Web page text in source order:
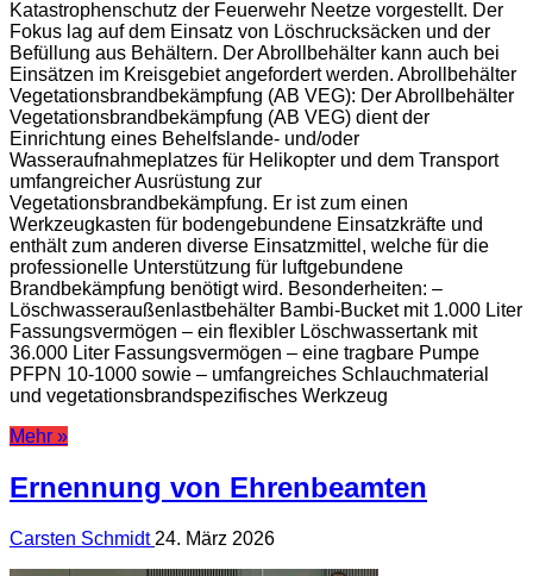
Katastrophenschutz der Feuerwehr Neetze vorgestellt. Der
Fokus lag auf dem Einsatz von Löschrucksäcken und der
Befüllung aus Behältern. Der Abrollbehälter kann auch bei
Einsätzen im Kreisgebiet angefordert werden. Abrollbehälter
Vegetationsbrandbekämpfung (AB VEG): Der Abrollbehälter
Vegetationsbrandbekämpfung (AB VEG) dient der
Einrichtung eines Behelfslande- und/oder
Wasseraufnahmeplatzes für Helikopter und dem Transport
umfangreicher Ausrüstung zur
Vegetationsbrandbekämpfung. Er ist zum einen
Werkzeugkasten für bodengebundene Einsatzkräfte und
enthält zum anderen diverse Einsatzmittel, welche für die
professionelle Unterstützung für luftgebundene
Brandbekämpfung benötigt wird. Besonderheiten: –
Löschwasseraußenlastbehälter Bambi-Bucket mit 1.000 Liter
Fassungsvermögen – ein flexibler Löschwassertank mit
36.000 Liter Fassungsvermögen – eine tragbare Pumpe
PFPN 10-1000 sowie – umfangreiches Schlauchmaterial
und vegetationsbrandspezifisches Werkzeug
Mehr »
Ernennung von Ehrenbeamten
Carsten Schmidt 24. März 2026